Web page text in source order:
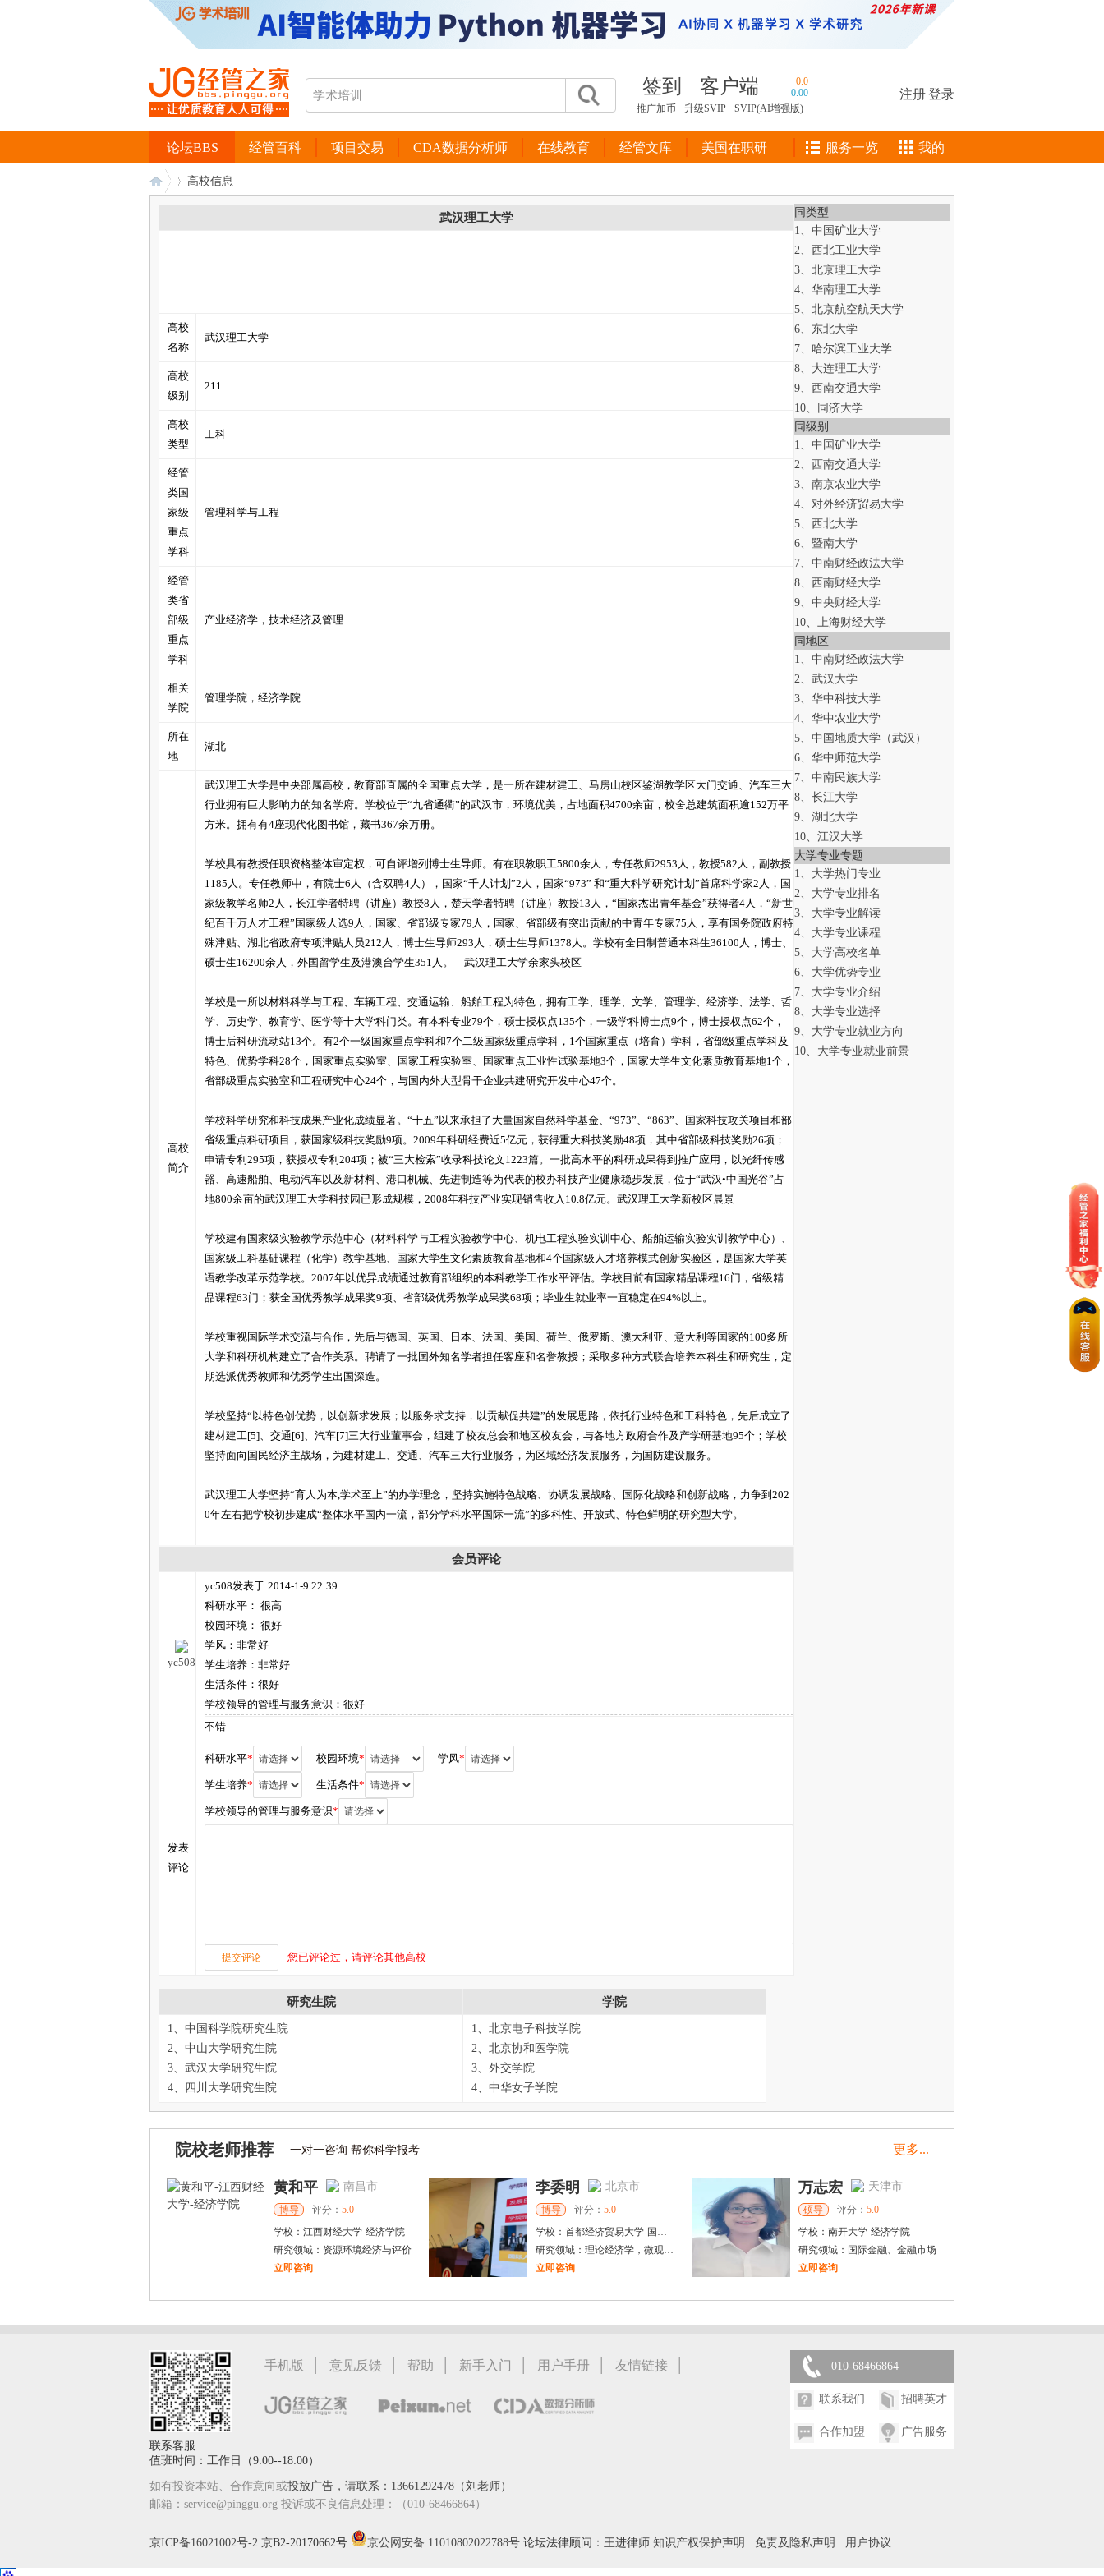
签到 客户端
0.0
0.00
推广加币
升级SVIP SVIP(AI增强版)
注册登录
经管百科 项目交易 CDA数据分析师 在线教育 经管文库 美国在职研
论坛BBS 服务一览 我的
高校信息
武汉理工大学
高校
名称
武汉理工大学
高校
级别
211
高校
类型
工科
经管
类国
家级
重点
学科
管理科学与工程
经管
类省
部级
重点
学科
产业经济学，技术经济及管理
相关
学院
管理学院，经济学院
所在
地
湖北
高校
简介
武汉理工大学是中央部属高校，教育部直属的全国重点大学，是一所在建材建工、马房山校区鉴湖教学区大门交通、汽车三大
行业拥有巨大影响力的知名学府。学校位于“九省通衢”的武汉市，环境优美，占地面积4700余亩，校舍总建筑面积逾152万平
方米。拥有有4座现代化图书馆，藏书367余万册。
学校具有教授任职资格整体审定权，可自评增列博士生导师。有在职教职工5800余人，专任教师2953人，教授582人，副教授
1185人。专任教师中，有院士6人（含双聘4人），国家“千人计划”2人，国家“973” 和“重大科学研究计划”首席科学家2人，国
家级教学名师2人，长江学者特聘（讲座）教授8人，楚天学者特聘（讲座）教授13人，“国家杰出青年基金”获得者4人，“新世
纪百千万人才工程”国家级人选9人，国家、省部级专家79人，国家、省部级有突出贡献的中青年专家75人，享有国务院政府特
殊津贴、湖北省政府专项津贴人员212人，博士生导师293人，硕士生导师1378人。学校有全日制普通本科生36100人，博士、
硕士生16200余人，外国留学生及港澳台学生351人。 武汉理工大学余家头校区
学校是一所以材料科学与工程、车辆工程、交通运输、船舶工程为特色，拥有工学、理学、文学、管理学、经济学、法学、哲
学、历史学、教育学、医学等十大学科门类。有本科专业79个，硕士授权点135个，一级学科博士点9个，博士授权点62个，
博士后科研流动站13个。有2个一级国家重点学科和7个二级国家级重点学科，1个国家重点（培育）学科，省部级重点学科及
特色、优势学科28个，国家重点实验室、国家工程实验室、国家重点工业性试验基地3个，国家大学生文化素质教育基地1个，
省部级重点实验室和工程研究中心24个，与国内外大型骨干企业共建研究开发中心47个。
学校科学研究和科技成果产业化成绩显著。“十五”以来承担了大量国家自然科学基金、“973”、“863”、国家科技攻关项目和部
省级重点科研项目，获国家级科技奖励9项。2009年科研经费近5亿元，获得重大科技奖励48项，其中省部级科技奖励26项；
申请专利295项，获授权专利204项；被“三大检索”收录科技论文1223篇。一批高水平的科研成果得到推广应用，以光纤传感
器、高速船舶、电动汽车以及新材料、港口机械、先进制造等为代表的校办科技产业健康稳步发展，位于“武汉•中国光谷”占
地800余亩的武汉理工大学科技园已形成规模，2008年科技产业实现销售收入10.8亿元。武汉理工大学新校区晨景
学校建有国家级实验教学示范中心（材料科学与工程实验教学中心、机电工程实验实训中心、船舶运输实验实训教学中心）、
国家级工科基础课程（化学）教学基地、国家大学生文化素质教育基地和4个国家级人才培养模式创新实验区，是国家大学英
语教学改革示范学校。2007年以优异成绩通过教育部组织的本科教学工作水平评估。学校目前有国家精品课程16门，省级精
品课程63门；获全国优秀教学成果奖9项、省部级优秀教学成果奖68项；毕业生就业率一直稳定在94%以上。
学校重视国际学术交流与合作，先后与德国、英国、日本、法国、美国、荷兰、俄罗斯、澳大利亚、意大利等国家的100多所
大学和科研机构建立了合作关系。聘请了一批国外知名学者担任客座和名誉教授；采取多种方式联合培养本科生和研究生，定
期选派优秀教师和优秀学生出国深造。
学校坚持“以特色创优势，以创新求发展；以服务求支持，以贡献促共建”的发展思路，依托行业特色和工科特色，先后成立了
建材建工[5]、交通[6]、汽车[7]三大行业董事会，组建了校友总会和地区校友会，与各地方政府合作及产学研基地95个；学校
坚持面向国民经济主战场，为建材建工、交通、汽车三大行业服务，为区域经济发展服务，为国防建设服务。
武汉理工大学坚持“育人为本,学术至上”的办学理念，坚持实施特色战略、协调发展战略、国际化战略和创新战略，力争到202
0年左右把学校初步建成“整体水平国内一流，部分学科水平国际一流”的多科性、开放式、特色鲜明的研究型大学。
会员评论
yc508
yc508发表于:2014-1-9 22:39
科研水平： 很高
校园环境： 很好
学风：非常好
学生培养：非常好
生活条件：很好
学校领导的管理与服务意识：很好
不错
发表
评论
科研水平* 校园环境* 学风*
学生培养* 生活条件*
学校领导的管理与服务意识*
您已评论过，请评论其他高校
研究生院 学院
1、中国科学院研究生院
2、中山大学研究生院
3、武汉大学研究生院
4、四川大学研究生院
1、北京电子科技学院
2、北京协和医学院
3、外交学院
4、中华女子学院
同类型
1、中国矿业大学
2、西北工业大学
3、北京理工大学
4、华南理工大学
5、北京航空航天大学
6、东北大学
7、哈尔滨工业大学
8、大连理工大学
9、西南交通大学
10、同济大学
同级别
1、中国矿业大学
2、西南交通大学
3、南京农业大学
4、对外经济贸易大学
5、西北大学
6、暨南大学
7、中南财经政法大学
8、西南财经大学
9、中央财经大学
10、上海财经大学
同地区
1、中南财经政法大学
2、武汉大学
3、华中科技大学
4、华中农业大学
5、中国地质大学（武汉）
6、华中师范大学
7、中南民族大学
8、长江大学
9、湖北大学
10、江汉大学
大学专业专题
1、大学热门专业
2、大学专业排名
3、大学专业解读
4、大学专业课程
5、大学高校名单
6、大学优势专业
7、大学专业介绍
8、大学专业选择
9、大学专业就业方向
10、大学专业就业前景
院校老师推荐 一对一咨询 帮你科学报考 更多...
黄和平 南昌市
博导 评分： 5.0
学校： 江西财经大学-经济学院
研究领域： 资源环境经济与评价
立即咨询
李委明 北京市
博导 评分：5.0
学校：首都经济贸易大学-国际经济管理学院
研究领域：理论经济学，微观经济学，产业组织，计量经济学，金融计量
立即咨询
万志宏 天津市
硕导 评分： 5.0
学校： 南开大学-经济学院
研究领域： 国际金融、金融市场
立即咨询
立即咨询
立即咨询
研究领域：经济学
立即咨询
手机版 | 意见反馈 | 帮助 | 新手入门 | 用户手册 | 友情链接 |
联系客服
值班时间：工作日（9:00--18:00）
如有投资本站、合作意向或投放广告，请联系：13661292478（刘老师）
邮箱：service@pinggu.org 投诉或不良信息处理：（010-68466864）
010-68466864
联系我们 招聘英才
合作加盟 广告服务
京ICP备16021002号-2 京B2-20170662号 京公网安备 11010802022788号 论坛法律顾问：王进律师 知识产权保护声明 免责及隐私声明 用户协议